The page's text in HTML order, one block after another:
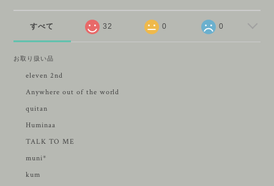
すべて 32 0 0
お取り扱い品
eleven 2nd
Anywhere out of the world
quitan
Huminaa
TALK TO ME
muni*
kum